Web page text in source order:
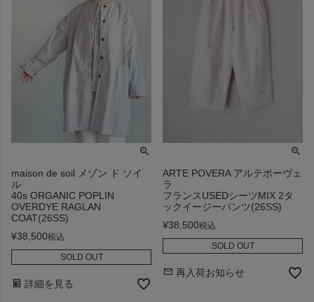
maison de soil メゾン ド ソイ
ル
40s ORGANIC POPLIN
OVERDYE RAGLAN
COAT(26SS)
¥38,500税込
SOLD OUT
詳細を見る
ARTE POVERA アルテポーヴェ
ラ
フランスUSEDシーツMIX 2タ
ックイージーパンツ(26SS)
¥38,500税込
SOLD OUT
再入荷お知らせ